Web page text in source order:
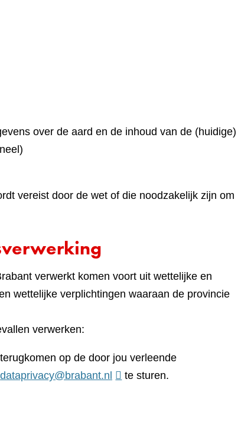
over de aard en de inhoud van de (huidige)
vereist door de wet of die noodzakelijk zijn om
verwerkt komen voort uit wettelijke en
wettelijke verplichtingen waaraan de provincie
verwerken:
op de door jou verleende
dataprivacy@brabant.nl
te sturen.